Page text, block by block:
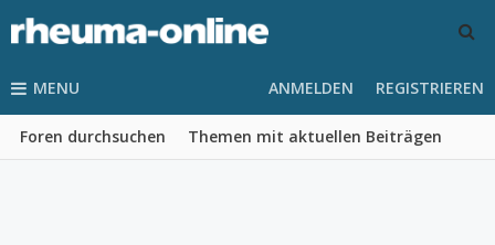
MENU
Foren durchsuchen Themen mit aktuellen Beiträgen
ANMELDEN REGISTRIEREN